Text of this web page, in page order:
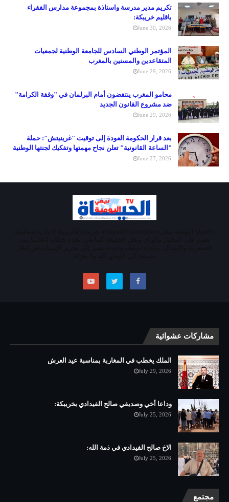
تكريم مدير مدرسة واستاذة بمجموعة مدارس الفقراء
باقليم خريبكة:
June 30, 2026
المؤتمر الوطني السادس للجامعة الوطنية لجمعيات
المتقاعدين والمسنين بالمغرب
June 29, 2026
محامو المغرب ينتفضون أمام البرلمان في "وقفة الكرامة"
ضد مشروع القانون الجديد
June 29, 2026
بعد قرار الحكومة العودة إلى توقيت "غرينيتش": حملة
"الساعة القانونية" تعلن نجاح مهمتها وتفكيك لجنتها الوطنية
June 27, 2026
مشاركات عشوائية
الملك يخطب في المغاربة بمناسبة عيد العرش
July 29, 2026
وداعا أخي وصديقي صالح الفيدادي بخريبكة:
July 25, 2026
الاخ صالح الفيدادي في ذمة الله:
July 25, 2026
مجتمع